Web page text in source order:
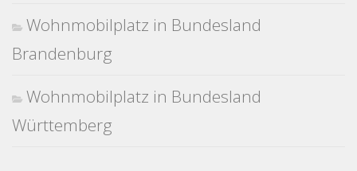
Wohnmobilplatz in Bundesland
Brandenburg
Wohnmobilplatz in Bundesland
Württemberg